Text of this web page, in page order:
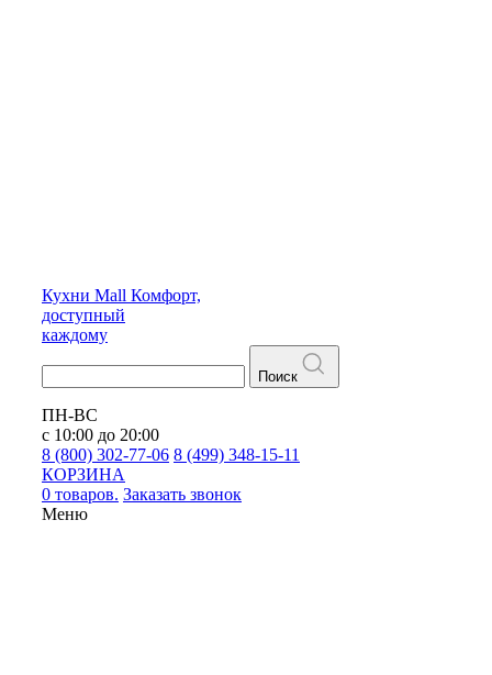
Кухни Mall Комфорт,
доступный
каждому
Поиск
ПН-ВС
с 10:00 до 20:00
8 (800) 302-77-06 8 (499) 348-15-11
КОРЗИНА
0 товаров. Заказать звонок
Меню